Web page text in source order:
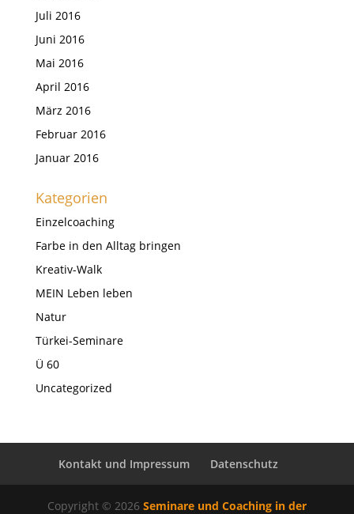
Juli 2016
Juni 2016
Mai 2016
April 2016
März 2016
Februar 2016
Januar 2016
Kategorien
Einzelcoaching
Farbe in den Alltag bringen
Kreativ-Walk
MEIN Leben leben
Natur
Türkei-Seminare
Ü 60
Uncategorized
Kontakt und Impressum Datenschutz
Copyright © 2026 Seminare und Coaching in der